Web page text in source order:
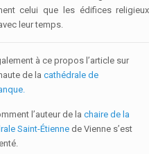
celui que les édifices religieux
leur temps.
à ce propos l’article sur
de la cathédrale de
l’auteur de la chaire de la
Saint-Étiennede Vienne s’est